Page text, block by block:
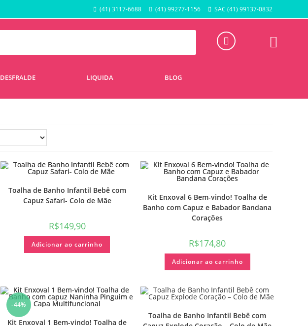
(41) 3117-6688 (41) 99277-1156 SAC (41) 99137-0832
DESFRALDE LIQUIDA BLOG
Toalha de Banho Infantil Bebê com
Capuz Safari- Colo de Mãe
R$149,90
Adicionar ao carrinho
Kit Enxoval 6 Bem-vindo! Toalha de
Banho com Capuz e Babador Bandana
Corações
R$174,80
Adicionar ao carrinho
-44%
Kit Enxoval 1 Bem-vindo! Toalha de
Toalha de Banho Infantil Bebê com